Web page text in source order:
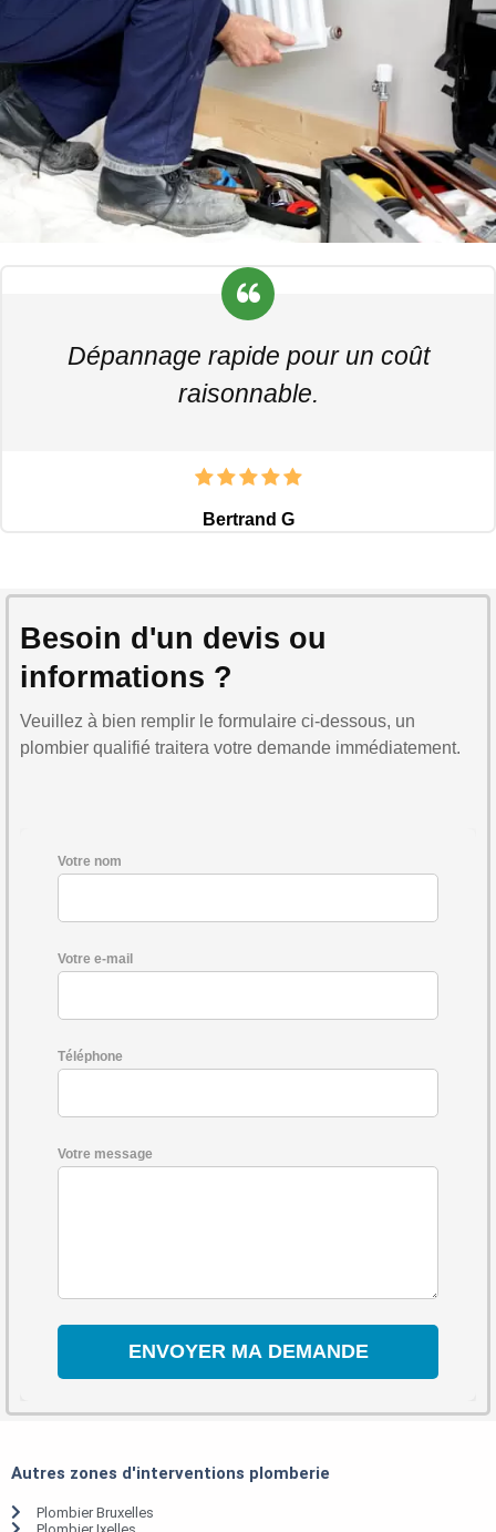
Dépannage rapide pour un coût
raisonnable.
Bertrand G
Besoin d'un devis ou
informations ?
Veuillez à bien remplir le formulaire ci-dessous, un
plombier qualifié traitera votre demande immédiatement.
Votre nom
Votre e-mail
Téléphone
Votre message
Autres zones d'interventions plomberie
Plombier Bruxelles